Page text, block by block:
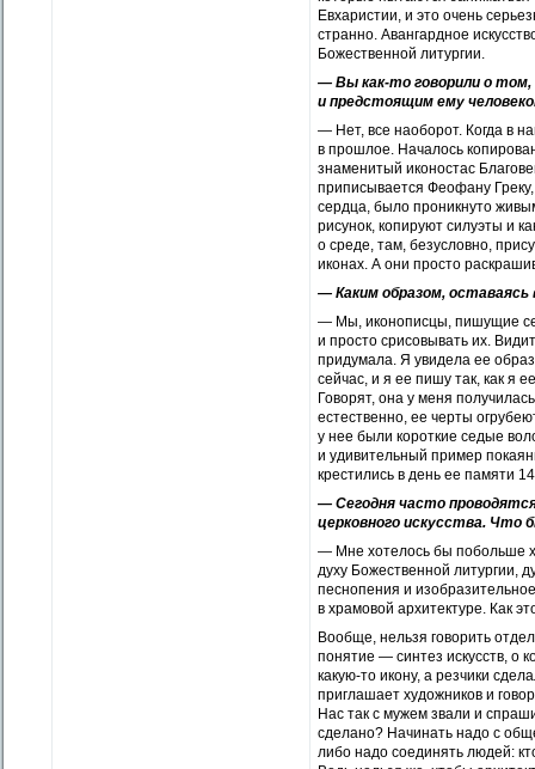
Евхаристии, и это очень
странно. Авангардное
Божественной литургии.
— Вы как-то говорили о
и предстоящим ему
— Нет, все наоборот. Когда в
в прошлое. Началось
знаменитый иконостас
приписывается Феофану Греку,
сердца, было проникнуто
рисунок, копируют силуэты и
о среде, там, безусловно,
иконах. А они просто
— Каким образом,
— Мы, иконописцы, пишущие
и просто срисовывать их.
придумала. Я увидела ее
сейчас, и я ее пишу так, как я
Говорят, она у меня
естественно, ее черты
у нее были короткие седые
и удивительный пример
крестились в день ее памяти
— Сегодня часто
церковного искусства. Что
— Мне хотелось бы побольше
духу Божественной литургии,
песнопения и
в храмовой архитектуре. Как
Вообще, нельзя говорить
понятие — синтез искусств, о
какую-то икону, а резчики
приглашает художников и
Нас так с мужем звали и
сделано? Начинать надо с
либо надо соединять людей: